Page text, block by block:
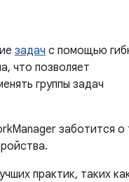
задач с помощью
что позволяет
группы задач
заботится о
практик, таких